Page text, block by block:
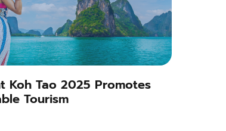
Koh Tao 2025 Promotes
Tourism